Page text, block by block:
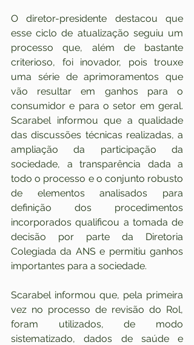
O diretor-presidente destacou que
esse ciclo de atualização seguiu um
processo que, além de bastante
criterioso, foi inovador, pois trouxe
uma série de aprimoramentos que
vão resultar em ganhos para o
consumidor e para o setor em geral.
Scarabel informou que a qualidade
das discussões técnicas realizadas, a
ampliação da participação da
sociedade, a transparência dada a
todo o processo e o conjunto robusto
de elementos analisados para
definição dos procedimentos
incorporados qualificou a tomada de
decisão por parte da Diretoria
Colegiada da ANS e permitiu ganhos
importantes para a sociedade.
Scarabel informou que, pela primeira
vez no processo de revisão do Rol,
foram utilizados, de modo
sistematizado, dados de saúde e